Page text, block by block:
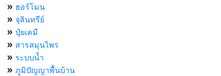
» ฮอร์โมน
» จุลินทรีย์
» ปุ๋ยเคมี
» สารสมุนไพร
» ระบบน้ำ
» ภูมิปัญญาพื้นบ้าน